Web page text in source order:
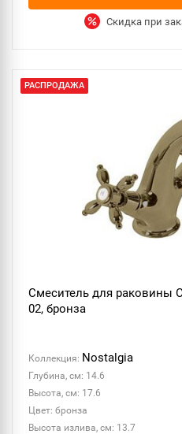
Скидка при
РАСПРОДАЖА
Смеситель для раковины
02, бронза
Коллекция: Nostalgia
Глубина, см: 14.6
Высота, см: 17.6
Цвет: бронза
Высота излива, см: 13.7